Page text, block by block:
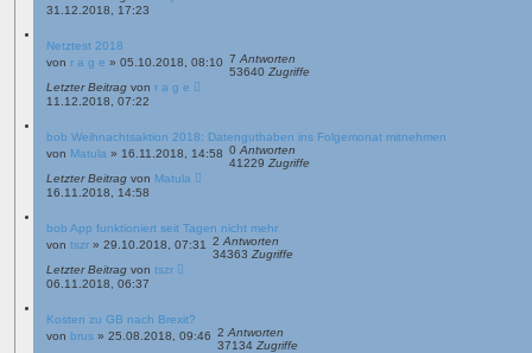
31.12.2018, 17:23
Netztest 2018
von r a g e » 05.10.2018, 08:10 7 Antworten
53640 Zugriffe
Letzter Beitrag von r a g e
11.12.2018, 07:22
bob Weihnachtsaktion 2018: Datenguthaben ins Folgemonat mitnehmen
von Matula » 16.11.2018, 14:58 0 Antworten
41229 Zugriffe
Letzter Beitrag von Matula
16.11.2018, 14:58
bob App funktioniert seit Tagen nicht mehr
von tszr » 29.10.2018, 07:31 2 Antworten
34363 Zugriffe
Letzter Beitrag von tszr
06.11.2018, 06:37
Kosten zu GB nach Brexit?
von brus » 25.08.2018, 09:46 2 Antworten
37134 Zugriffe